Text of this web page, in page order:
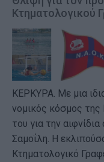
Κτηματολογικού
ΚΕΡΚΥΡΑ. Με μια
νομικός κόσμος της
του για την
Σαμοΐλη. Η
Κτηματολογικό